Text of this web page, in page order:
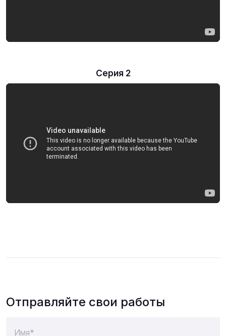
Серия 2
Отправляйте свои работы